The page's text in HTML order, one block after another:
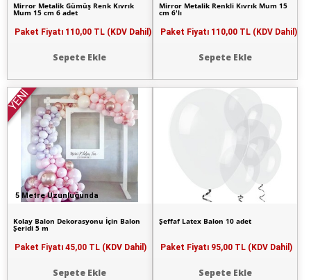
Mirror Metalik Gümüş Renk Kıvrık
Mum 15 cm 6 adet
Paket Fiyatı 110,00 TL (KDV Dahil)
Sepete Ekle
Mirror Metalik Renkli Kıvrık Mum 15
cm 6'lı
Paket Fiyatı 110,00 TL (KDV Dahil)
Sepete Ekle
5 Metre Uzunluğunda
YENİ
Kolay Balon Dekorasyonu İçin Balon
Şeridi 5 m
Paket Fiyatı 45,00 TL (KDV Dahil)
Sepete Ekle
Şeffaf Latex Balon 10 adet
Paket Fiyatı 95,00 TL (KDV Dahil)
Sepete Ekle